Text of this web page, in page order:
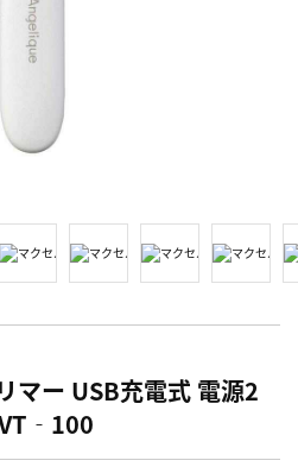
マー USB充電式 電源2